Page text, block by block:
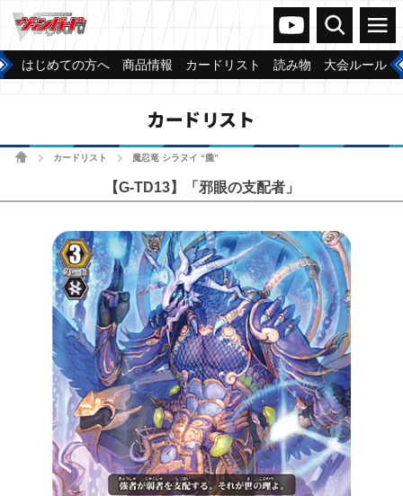
ヴァンガードch
検索 メニュー
はじめての方へ 商品情報 カードリスト 読み物 大会ルール
カードリスト
ホームカードリスト 魔忍竜 シラヌイ “朧”
【G-TD13】「邪眼の支配者」